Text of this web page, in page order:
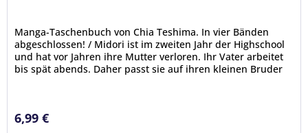
Manga-Taschenbuch von Chia Teshima. In vier Bänden
abgeschlossen! / Midori ist im zweiten Jahr der Highschool
und hat vor Jahren ihre Mutter verloren. Ihr Vater arbeitet
bis spät abends. Daher passt sie auf ihren kleinen Bruder
6,99 €